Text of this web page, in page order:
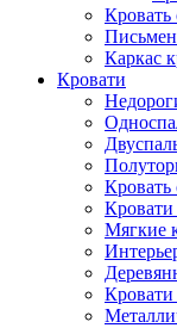
Кровать
Каркас
Кровати
Мягкие
Кровати